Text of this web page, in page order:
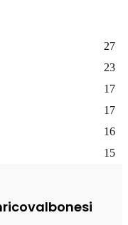
27
23
17
17
16
15